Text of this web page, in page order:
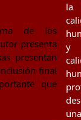
de los
presenta
presentan
final
que
la
y
una